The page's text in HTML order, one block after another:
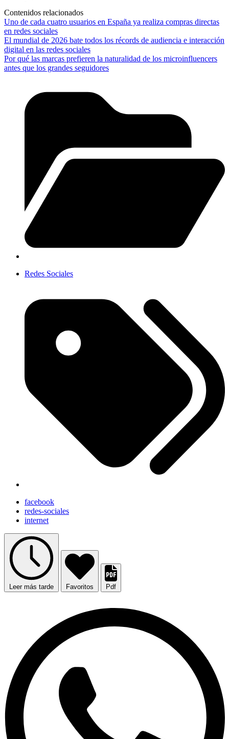
Contenidos relacionados
Uno de cada cuatro usuarios en España ya realiza compras directas
en redes sociales
El mundial de 2026 bate todos los récords de audiencia e interacción
digital en las redes sociales
Por qué las marcas prefieren la naturalidad de los microinfluencers
antes que los grandes seguidores
Redes Sociales
facebook
redes-sociales
internet
Leer más tarde Favoritos Pdf